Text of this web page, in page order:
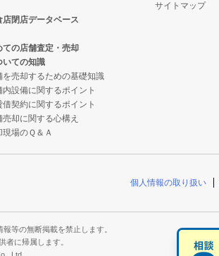
店閉店データベース
ての店舗査定・売却
いての知識
を売却するための基礎知識
内設備に関するポイント
借契約に関するポイント
売却に関する心構え
現場のＱ＆Ａ
サイトマップ
個人情報の取り扱い
等の無断掲載を禁止します。
者に帰属します。